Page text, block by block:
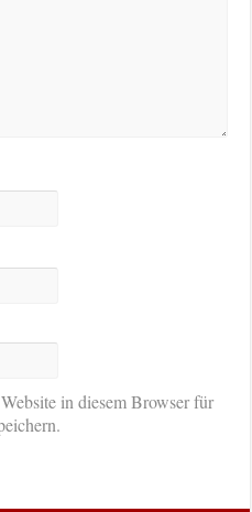
in diesem Browser für